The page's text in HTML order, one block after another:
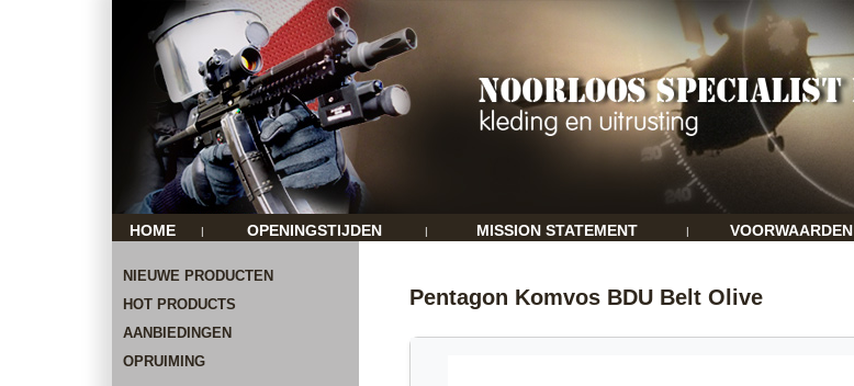
HOME | OPENINGSTIJDEN | MISSION STATEMENT | VOORWAARDEN
NIEUWE PRODUCTEN
HOT PRODUCTS
AANBIEDINGEN
OPRUIMING
Pentagon Komvos BDU Belt Olive